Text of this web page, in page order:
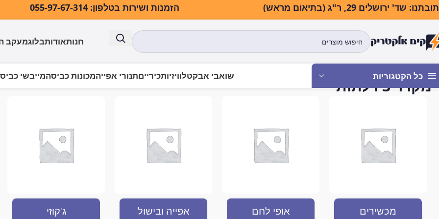
שד' ירושלים 29, ר"ג (בתיאום מראש) הזמנות ושירות בטלפון: 055-97-67-314
חנותאודותבלוגמעקב
כל הקטגוריות שואבי אבקטלוויזיותכירייםתנורי אפייהמכונות כביסהמייבשי
מקרר 3 דלתות מוצרים המתויגים “מקרר 3 דלתות”
מכשירים
אופי לחם אפייה ובישול ג'קוזי